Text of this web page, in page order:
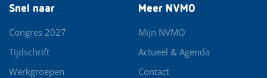
Snel naar
Congres 2027
Tijdschrift
Werkgroepen
Meer NVMO
Mijn NVMO
Actueel & Agenda
Contact